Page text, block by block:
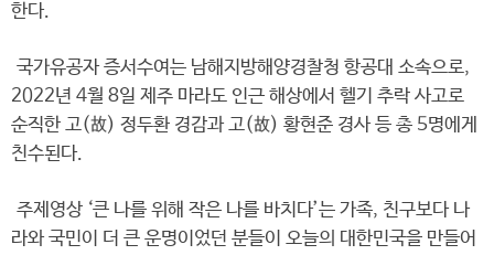
한다.
국가유공자 증서수여는 남해지방해양경찰청 항공대 소속으로,
2022년 4월 8일 제주 마라도 인근 해상에서 헬기 추락 사고로
순직한 고(故) 정두환 경감과 고(故) 황현준 경사 등 총 5명에게
친수된다.
주제영상 ‘큰 나를 위해 작은 나를 바치다’는 가족, 친구보다 나
라와 국민이 더 큰 운명이었던 분들이 오늘의 대한민국을 만들어